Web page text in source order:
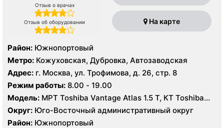
Отзыв о врачах
Отзыв об оборудовании На карте
Район: Южнопортовый
Метро: Кожуховская, Дубровка, Автозаводская
Адрес: г. Москва, ул. Трофимова, д. 26, стр. 8
Режим работы: 8.00 - 19.00
Модель: МРТ Toshiba Vantage Atlas 1.5 Т, КТ Toshiba
AQUILION RXL 16 срезов, УЗИ GE Voluson E8, GE Vivid 9
Округ: Юго-Восточный административный округ
Район: Южнопортовый